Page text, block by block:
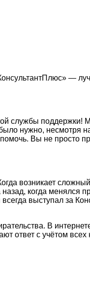
—
службы поддержки!
нужно, несмотря
Вы не просто
возникает
когда менялся
выступал за
В
ответ с учётом